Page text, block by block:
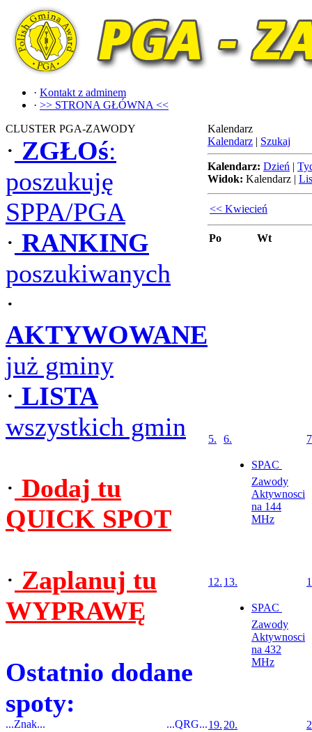
· Kontakt z adminem
· >> STRONA GŁÓWNA <<
CLUSTER PGA-ZAWODY
· ZGŁOś:
poszukuję
SPPA/PGA
· RANKING
poszukiwanych
·
AKTYWOWANE
już gminy
· LISTA
wszystkich gmin
· Dodaj tu
QUICK SPOT
· Zaplanuj tu
WYPRAWĘ
Ostatnio dodane
spoty:
...Znak... ...QRG...
Kalendarz
Kalendarz | Szukaj
Kalendarz: Dzień |
Widok: Kalendarz |
<< Kwiecień
Po Wt
5. 6.
SPAC 
Zawody
Aktywnosci
na 144
MHz
12. 13.
SPAC 
Zawody
Aktywnosci
na 432
MHz
19. 20.